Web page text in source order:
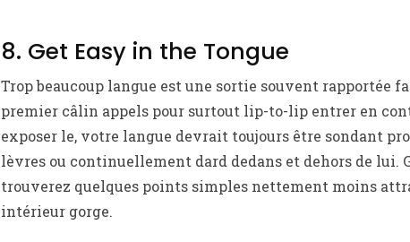
8. Get Easy in the Tongue
Trop beaucoup langue est une sortie souvent rapportée
premier câlin appels pour surtout lip-to-lip entrer en
exposer le, votre langue devrait toujours être sondant
lèvres ou continuellement dard dedans et dehors de lui.
trouverez quelques points simples nettement moins
intérieur gorge.